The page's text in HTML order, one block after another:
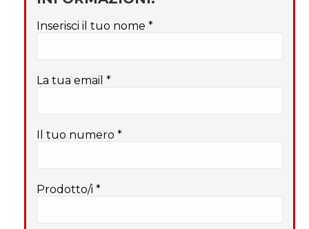
Inserisci il tuo nome *
La tua email *
Il tuo numero *
Prodotto/i *